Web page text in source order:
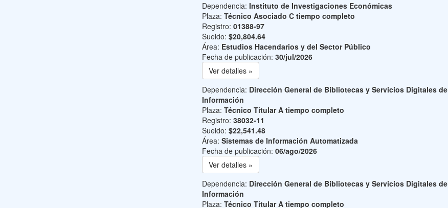
Dependencia: Instituto de Investigaciones Económicas
Plaza: Técnico Asociado C tiempo completo
Registro: 01388-97
Sueldo: $20,804.64
Área: Estudios Hacendarios y del Sector Público
Fecha de publicación: 30/jul/2026
Ver detalles »
Dependencia: Dirección General de Bibliotecas y Servicios Digitales de
Información
Plaza: Técnico Titular A tiempo completo
Registro: 38032-11
Sueldo: $22,541.48
Área: Sistemas de Información Automatizada
Fecha de publicación: 06/ago/2026
Ver detalles »
Dependencia: Dirección General de Bibliotecas y Servicios Digitales de
Información
Plaza: Técnico Titular A tiempo completo